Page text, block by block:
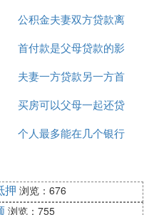
金贷款可以吗
金贷款，但有一定条件
：
证。
贷人的配偶或同户一
这意味着父母可以作
：
个月需连续正常缴存住
夫妻双方
公积金夫妻双方贷款离
婚怎么办
首付款是父母贷款的影
响房贷吗
夫妻一方贷款另一方首
贷
买房可以父母一起还贷
款吗
个人最多能在几个银行
押 浏览：676
浏览：755